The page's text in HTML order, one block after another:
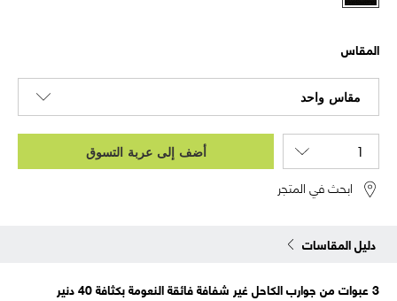
المقاس
مقاس واحد
أضف إلى عربة التسوق
ابحث في المتجر
دليل المقاسات
3 عبوات من جوارب الكاحل غير شفافة فائقة النعومة بكثافة 40 دنير